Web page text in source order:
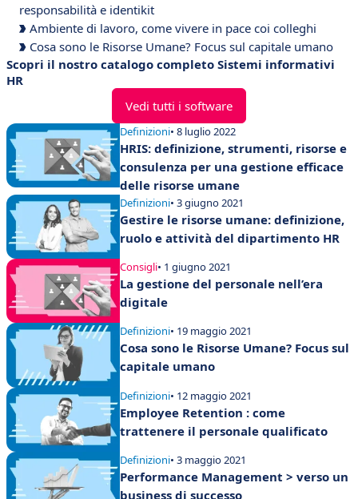
responsabilità e identikit
Ambiente di lavoro, come vivere in pace coi colleghi
Cosa sono le Risorse Umane? Focus sul capitale umano
Scopri il nostro catalogo completo Sistemi informativi
HR
Vedi tutti i software
Definizioni• 8 luglio 2022
HRIS: definizione, strumenti, risorse e
consulenza per una gestione efficace
delle risorse umane
Definizioni• 3 giugno 2021
Gestire le risorse umane: definizione,
ruolo e attività del dipartimento HR
Consigli• 1 giugno 2021
La gestione del personale nell’era
digitale
Definizioni• 19 maggio 2021
Cosa sono le Risorse Umane? Focus sul
capitale umano
Definizioni• 12 maggio 2021
Employee Retention : come
trattenere il personale qualificato
Definizioni• 3 maggio 2021
Performance Management > verso un
business di successo